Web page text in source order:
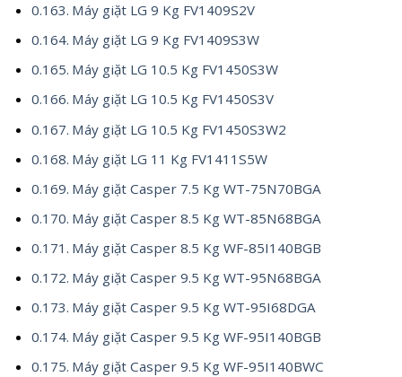
Máy giặt LG 9 Kg FV1409S2V
Máy giặt LG 9 Kg FV1409S3W
Máy giặt LG 10.5 Kg FV1450S3W
Máy giặt LG 10.5 Kg FV1450S3V
Máy giặt LG 10.5 Kg FV1450S3W2
Máy giặt LG 11 Kg FV1411S5W
Máy giặt Casper 7.5 Kg WT-75N70BGA
Máy giặt Casper 8.5 Kg WT-85N68BGA
Máy giặt Casper 8.5 Kg WF-85I140BGB
Máy giặt Casper 9.5 Kg WT-95N68BGA
Máy giặt Casper 9.5 Kg WT-95I68DGA
Máy giặt Casper 9.5 Kg WF-95I140BGB
Máy giặt Casper 9.5 Kg WF-95I140BWC